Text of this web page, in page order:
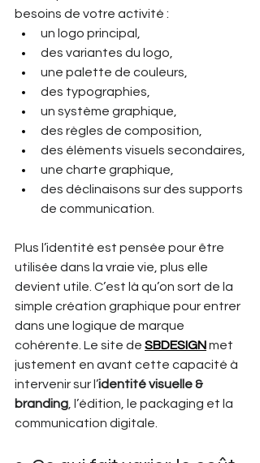
besoins de votre activité :
un logo principal,
des variantes du logo,
une palette de couleurs,
des typographies,
un système graphique,
des règles de composition,
des éléments visuels secondaires,
une charte graphique,
des déclinaisons sur des supports
de communication.
Plus l’identité est pensée pour être
utilisée dans la vraie vie, plus elle
devient utile. C’est là qu’on sort de la
simple création graphique pour entrer
dans une logique de marque
cohérente. Le site de SBDESIGN met
justement en avant cette capacité à
intervenir sur l’identité visuelle &
branding , l’édition, le packaging et la
communication digitale.